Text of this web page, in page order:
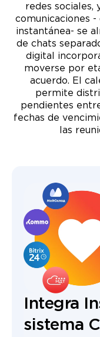
redes sociales,
comunicaciones
instantánea- se
de chats
digital
moverse por
acuerdo. El
permite
pendientes
fechas de
las
Integra
sistema